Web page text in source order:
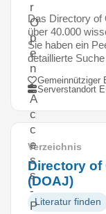
r
O
p
e
n
-
A
c
c
e
s
s
-
P
Das Directory of
über 40.000
Sie haben ein
detaillierte
Gemeinnütziger
Serverstandort
Verzeichnis
Directory of
(DOAJ)
Literatur finden